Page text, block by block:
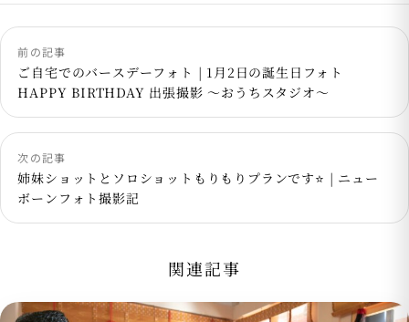
前の記事
ご自宅でのバースデーフォト | 1月2日の誕生日フォト
HAPPY BIRTHDAY 出張撮影 〜おうちスタジオ〜
次の記事
姉妹ショットとソロショットもりもりプランです⭐️ | ニュー
ボーンフォト撮影記
関連記事